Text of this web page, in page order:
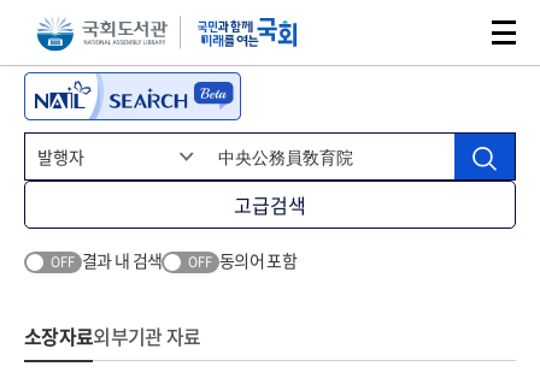
본문 바로가기주메뉴 바로가기
고급검색
OFF 결과 내 검색 OFF 동의어 포함
소장자료외부기관 자료